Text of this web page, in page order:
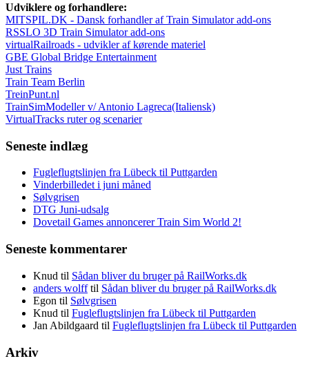
Udviklere og forhandlere:
MITSPIL.DK - Dansk forhandler af Train Simulator add-ons
RSSLO 3D Train Simulator add-ons
virtualRailroads - udvikler af kørende materiel
GBE Global Bridge Entertainment
Just Trains
Train Team Berlin
TreinPunt.nl
TrainSimModeller v/ Antonio Lagreca(Italiensk)
VirtualTracks ruter og scenarier
Seneste indlæg
Fugleflugtslinjen fra Lübeck til Puttgarden
Vinderbilledet i juni måned
Sølvgrisen
DTG Juni-udsalg
Dovetail Games annoncerer Train Sim World 2!
Seneste kommentarer
Knud til Sådan bliver du bruger på RailWorks.dk
anders wolfftil Sådan bliver du bruger på RailWorks.dk
Egon til Sølvgrisen
Knud til Fugleflugtslinjen fra Lübeck til Puttgarden
Jan Abildgaard til Fugleflugtslinjen fra Lübeck til Puttgarden
Arkiv